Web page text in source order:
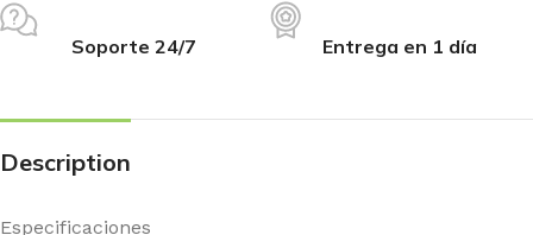
Soporte 24/7 Entrega en 1 día
Description
Especificaciones